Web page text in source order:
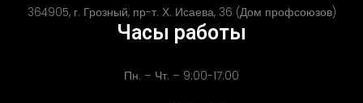
364905, г. Грозный, пр-т. Х. Исаева, 36 (Дом профсоюзов)
Часы работы
Пн. – Чт. – 9:00-17:00